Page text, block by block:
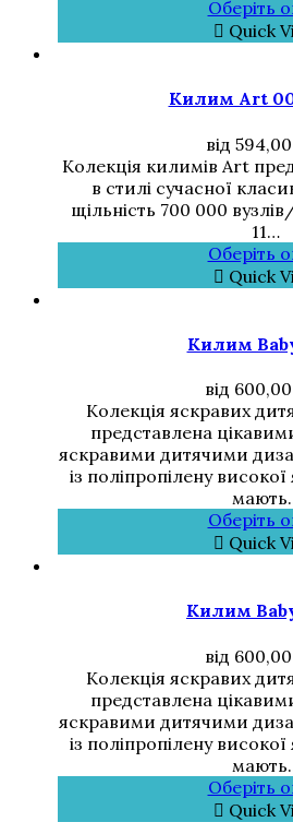
Оберіть
Quick
Килим Art
від 594,00
Колекція килимів Art
в стилі сучасної
щільність 700 000
11…
Оберіть
Quick
Килим
від 600,00
Колекція яскравих
представлена
яскравими дитячими
із поліпропілену
Оберіть
Quick
Килим
від 600,00
Колекція яскравих
представлена
яскравими дитячими
із поліпропілену
Оберіть
Quick